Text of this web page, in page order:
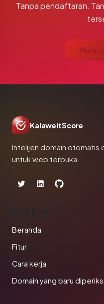
Tanpa pendaftaran.
Mulai
KalaweitScore
Intelijen domain otomatis
untuk web terbuka.
PRODUK
Beranda
Fitur
Cara kerja
Domain yang baru